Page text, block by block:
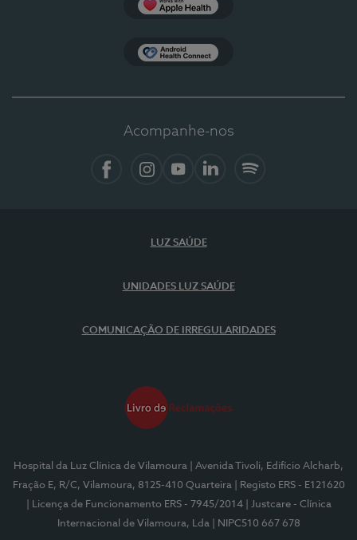
Acompanhe-nos
LUZ SAÚDE
UNIDADES LUZ SAÚDE
COMUNICAÇÃO DE IRREGULARIDADES
Hospital da Luz Clínica de Vilamoura
| Avenida Tivoli, Edifício Alcharb,
Fração E, R/C, Vilamoura, 8125-410 Quarteira
| Registo ERS - E121620
| Licença de Funcionamento ERS - 7945/2014
| Justcare - Clínica
Internacional de Vilamoura, Lda
| NIPC510 667 678